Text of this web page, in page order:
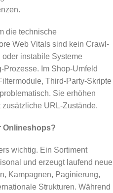
die technische
Web Vitals sind kein Crawl-
instabile Systeme
Im Shop-Umfeld
Third-Party-Skripte
Sie erhöhen
URL-Zustände.
Onlineshops?
wichtig. Ein Sortiment
und erzeugt laufend neue
Kampagnen, Paginierung,
Strukturen. Während